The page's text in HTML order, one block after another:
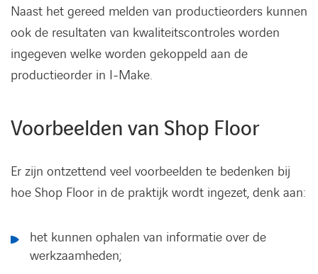
Naast het gereed melden van productieorders kunnen
ook de resultaten van kwaliteitscontroles worden
ingegeven welke worden gekoppeld aan de
productieorder in I-Make.
Voorbeelden van Shop Floor
Er zijn ontzettend veel voorbeelden te bedenken bij
hoe Shop Floor in de praktijk wordt ingezet, denk aan:
het kunnen ophalen van informatie over de
werkzaamheden;